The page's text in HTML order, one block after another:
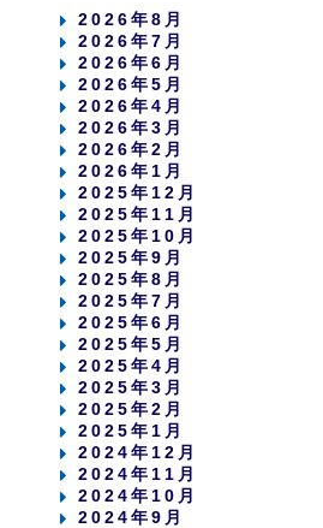
2026年8月
2026年7月
2026年6月
2026年5月
2026年4月
2026年3月
2026年2月
2026年1月
2025年12月
2025年11月
2025年10月
2025年9月
2025年8月
2025年7月
2025年6月
2025年5月
2025年4月
2025年3月
2025年2月
2025年1月
2024年12月
2024年11月
2024年10月
2024年9月